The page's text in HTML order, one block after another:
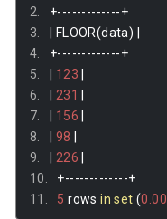
+-------------+
FLOOR(data)
+-------------+
123
231
156
98
226
+-------------+
5 rows in set (0.00